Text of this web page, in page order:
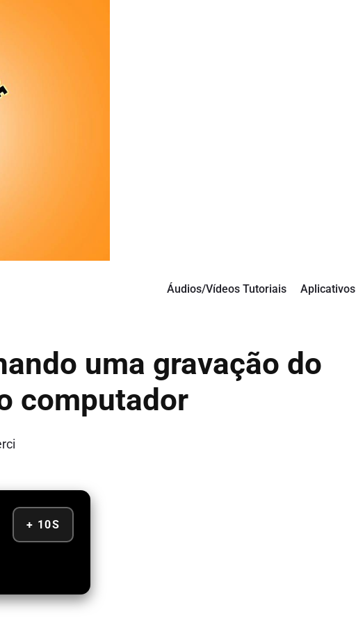
Áudios/Vídeos Tutoriais Aplicativos
uma gravação do
computador
+ 10S